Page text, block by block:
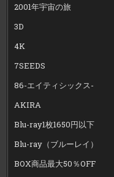
2001年宇宙の旅
3D
4K
7SEEDS
86-エイティシックス-
AKIRA
Blu-ray1枚1650円以下
Blu-ray（ブルーレイ）
BOX商品最大50％OFF